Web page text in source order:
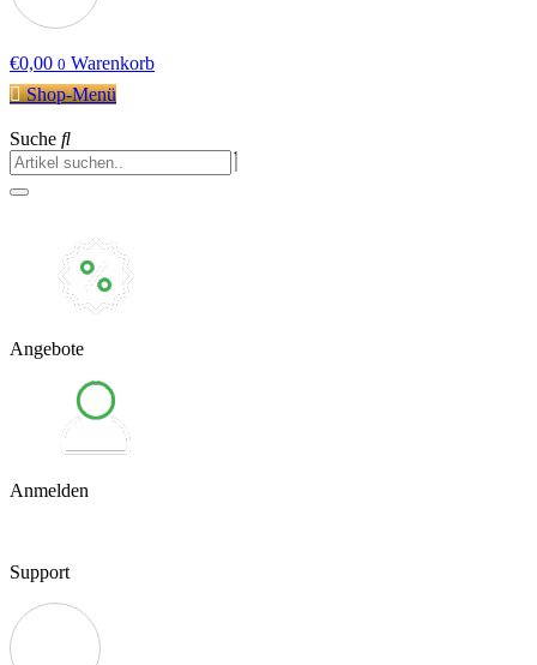
€0,00 0 Warenkorb
Shop-Menü
Suche
Angebote
Anmelden
Support